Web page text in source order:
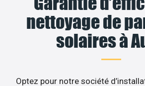
nettoyage de
solaires à
Optez pour notre société